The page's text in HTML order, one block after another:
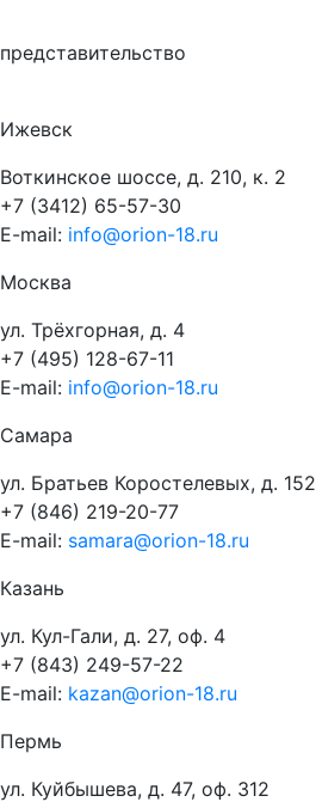
представительство
Ижевск
Воткинское шоссе, д. 210, к. 2
+7 (3412) 65-57-30
E-mail: info@orion-18.ru
Москва
ул. Трёхгорная, д. 4
+7 (495) 128-67-11
E-mail: info@orion-18.ru
Самара
ул. Братьев Коростелевых, д. 152
+7 (846) 219-20-77
E-mail: samara@orion-18.ru
Казань
ул. Кул-Гали, д. 27, оф. 4
+7 (843) 249-57-22
E-mail: kazan@orion-18.ru
Пермь
ул. Куйбышева, д. 47, оф. 312